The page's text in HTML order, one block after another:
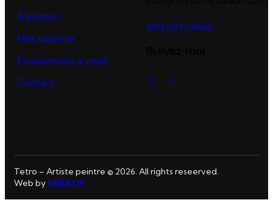
À propos
Mes oeuvres
Événements à venir
Contact
450 501-5343
Tetro – Artiste peintre © 2026. All rights reseerved.
Web by KRÉATIF